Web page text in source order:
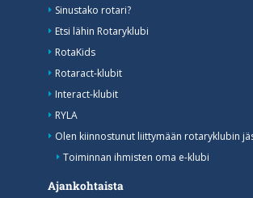
Sinustako rotari?
Etsi lähin Rotaryklubi
RotaKids
Rotaract-klubit
Interact-klubit
RYLA
Olen kiinnostunut liittymään rotaryklubin
Toiminnan ihmisten oma e-klubi
Ajankohtaista